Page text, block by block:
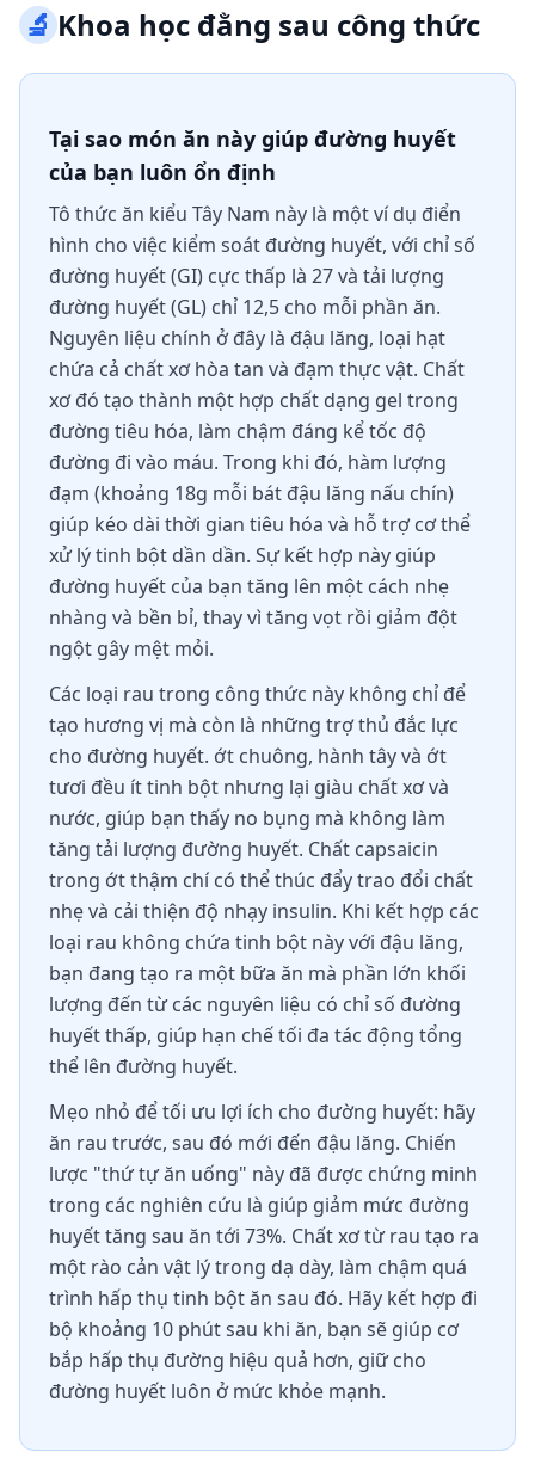
🔬Khoa học đằng sau công thức
Tại sao món ăn này giúp đường huyết
của bạn luôn ổn định
Tô thức ăn kiểu Tây Nam này là một ví dụ điển
hình cho việc kiểm soát đường huyết, với chỉ số
đường huyết (GI) cực thấp là 27 và tải lượng
đường huyết (GL) chỉ 12,5 cho mỗi phần ăn.
Nguyên liệu chính ở đây là đậu lăng, loại hạt
chứa cả chất xơ hòa tan và đạm thực vật. Chất
xơ đó tạo thành một hợp chất dạng gel trong
đường tiêu hóa, làm chậm đáng kể tốc độ
đường đi vào máu. Trong khi đó, hàm lượng
đạm (khoảng 18g mỗi bát đậu lăng nấu chín)
giúp kéo dài thời gian tiêu hóa và hỗ trợ cơ thể
xử lý tinh bột dần dần. Sự kết hợp này giúp
đường huyết của bạn tăng lên một cách nhẹ
nhàng và bền bỉ, thay vì tăng vọt rồi giảm đột
ngột gây mệt mỏi.
Các loại rau trong công thức này không chỉ để
tạo hương vị mà còn là những trợ thủ đắc lực
cho đường huyết. ớt chuông, hành tây và ớt
tươi đều ít tinh bột nhưng lại giàu chất xơ và
nước, giúp bạn thấy no bụng mà không làm
tăng tải lượng đường huyết. Chất capsaicin
trong ớt thậm chí có thể thúc đẩy trao đổi chất
nhẹ và cải thiện độ nhạy insulin. Khi kết hợp các
loại rau không chứa tinh bột này với đậu lăng,
bạn đang tạo ra một bữa ăn mà phần lớn khối
lượng đến từ các nguyên liệu có chỉ số đường
huyết thấp, giúp hạn chế tối đa tác động tổng
thể lên đường huyết.
Mẹo nhỏ để tối ưu lợi ích cho đường huyết: hãy
ăn rau trước, sau đó mới đến đậu lăng. Chiến
lược "thứ tự ăn uống" này đã được chứng minh
trong các nghiên cứu là giúp giảm mức đường
huyết tăng sau ăn tới 73%. Chất xơ từ rau tạo ra
một rào cản vật lý trong dạ dày, làm chậm quá
trình hấp thụ tinh bột ăn sau đó. Hãy kết hợp đi
bộ khoảng 10 phút sau khi ăn, bạn sẽ giúp cơ
bắp hấp thụ đường hiệu quả hơn, giữ cho
đường huyết luôn ở mức khỏe mạnh.